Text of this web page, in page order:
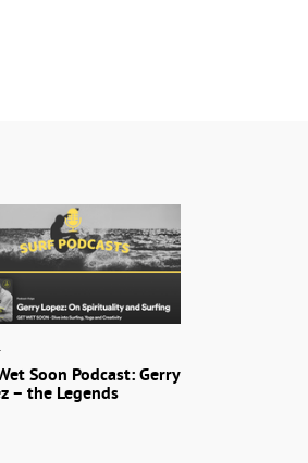
Soon Podcast: Gerry
– the Legends